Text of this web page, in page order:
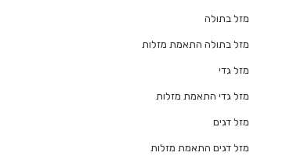
מזל בתולה
מזל בתולה התאמת מזלות
מזל גדי
מזל גדי התאמת מזלות
מזל דגים
מזל דגים התאמת מזלות